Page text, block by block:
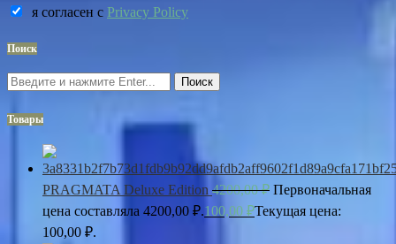
я согласен c Privacy Policy
Поиск
Поиск
Товары
PRAGMATA Deluxe Edition 4200,00₽ Первоначальная
цена составляла 4200,00 ₽.100,00 ₽Текущая цена:
100,00 ₽.